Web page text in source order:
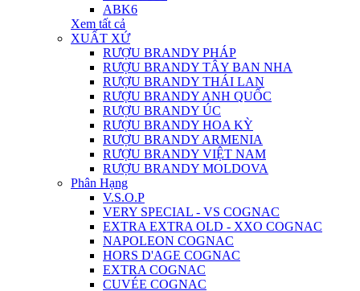
ABK6
Xem tất cả
XUẤT XỨ
RƯỢU BRANDY PHÁP
RƯỢU BRANDY TÂY BAN NHA
RƯỢU BRANDY THÁI LAN
RƯỢU BRANDY ANH QUỐC
RƯỢU BRANDY ÚC
RƯỢU BRANDY HOA KỲ
RƯỢU BRANDY ARMENIA
RƯỢU BRANDY VIỆT NAM
RƯỢU BRANDY MOLDOVA
Phân Hạng
V.S.O.P
VERY SPECIAL - VS COGNAC
EXTRA EXTRA OLD - XXO COGNAC
NAPOLEON COGNAC
HORS D'AGE COGNAC
EXTRA COGNAC
CUVÉE COGNAC